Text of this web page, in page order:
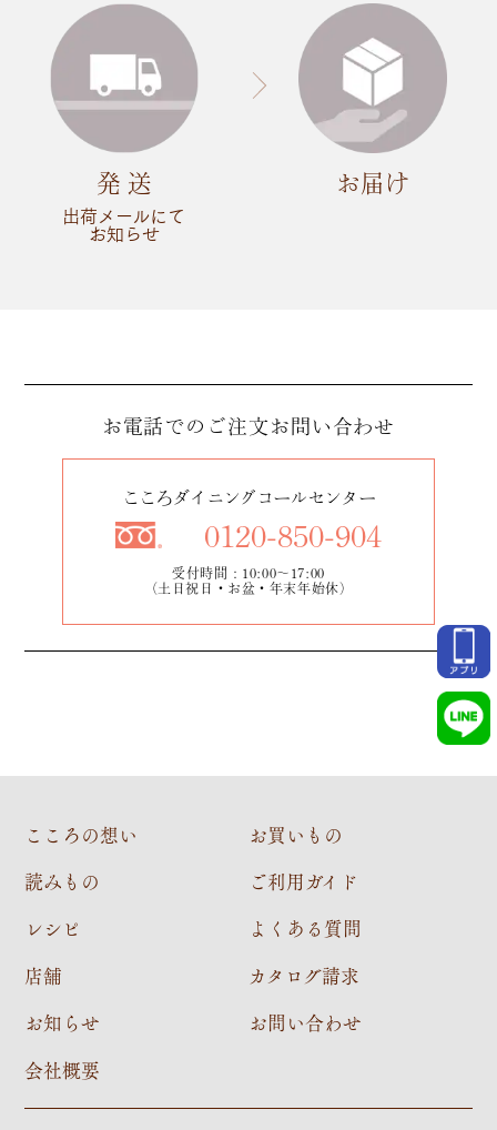
発 送
出荷メールにて
お知らせ
お届け
お電話でのご注文お問い合わせ
こころダイニングコールセンター
0120-850-904
受付時間：10:00～17:00
（土日祝日・お盆・年末年始休）
こころの想い
読みもの
レシピ
店舗
お知らせ
会社概要
お買いもの
ご利用ガイド
よくある質問
カタログ請求
お問い合わせ